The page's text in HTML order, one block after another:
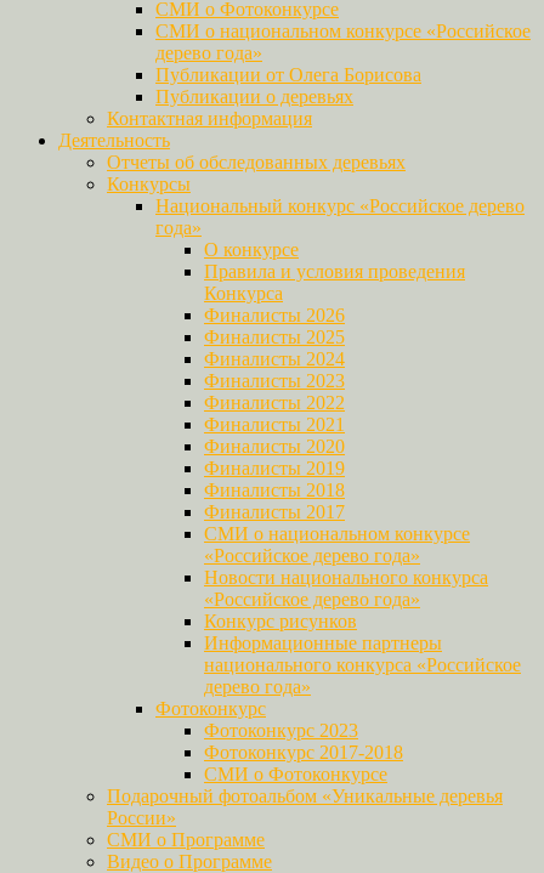
СМИ о Фотоконкурсе
СМИ о национальном конкурсе «Российское
дерево года»
Публикации от Олега Борисова
Публикации о деревьях
Контактная информация
Деятельность
Отчеты об обследованных деревьях
Конкурсы
Национальный конкурс «Российское дерево
года»
О конкурсе
Правила и условия проведения
Конкурса
Финалисты 2026
Финалисты 2025
Финалисты 2024
Финалисты 2023
Финалисты 2022
Финалисты 2021
Финалисты 2020
Финалисты 2019
Финалисты 2018
Финалисты 2017
СМИ о национальном конкурсе
«Российское дерево года»
Новости национального конкурса
«Российское дерево года»
Конкурс рисунков
Информационные партнеры
национального конкурса «Российское
дерево года»
Фотоконкурс
Фотоконкурс 2023
Фотоконкурс 2017-2018
СМИ о Фотоконкурсе
Подарочный фотоальбом «Уникальные деревья
России»
СМИ о Программе
Видео о Программе